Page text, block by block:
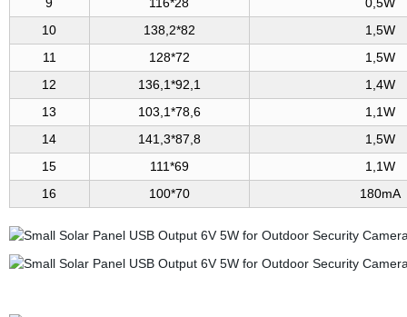
10
138,2*82
1,5W
11
128*72
1,5W
12
136,1*92,1
1,4W
13
103,1*78,6
1,1W
14
141,3*87,8
1,5W
15
111*69
1,1W
16
100*70 180mA